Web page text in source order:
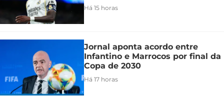
Há 15 horas
Jornal aponta acordo entre
Infantino e Marrocos por final da
Copa de 2030
Há 17 horas